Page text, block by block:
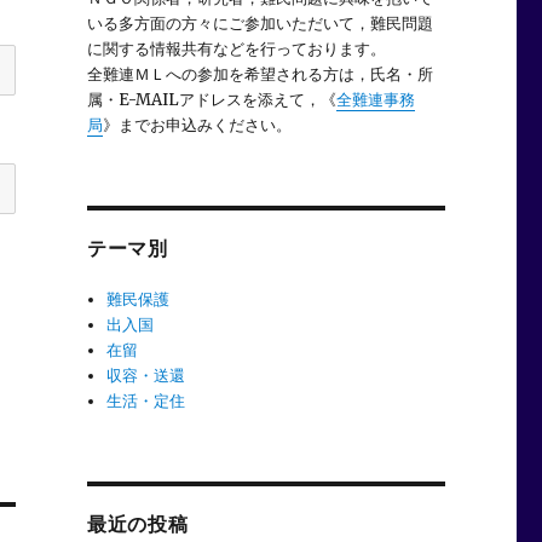
いる多方面の方々にご参加いただいて，難民問題
に関する情報共有などを行っております。
全難連ＭＬへの参加を希望される方は，氏名・所
属・E-MAILアドレスを添えて，《全難連事務
局》までお申込みください。
テーマ別
難民保護
出入国
在留
収容・送還
生活・定住
最近の投稿